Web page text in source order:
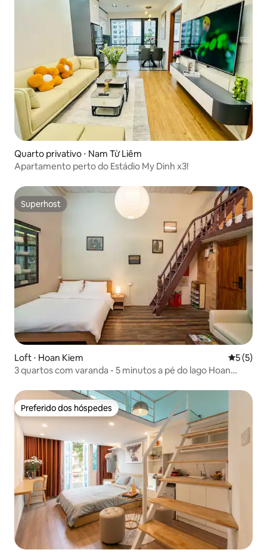
Quarto privativo ⋅ Nam Từ Liêm
Apartamento perto do Estádio My Dinh x3!
Superhost
Superhost
Loft ⋅ Hoan Kiem 5 de
5 (5)
3 quartos com varanda - 5 minutos a pé do lago Hoan
Preferido dos hóspedes
Preferido dos hóspedes